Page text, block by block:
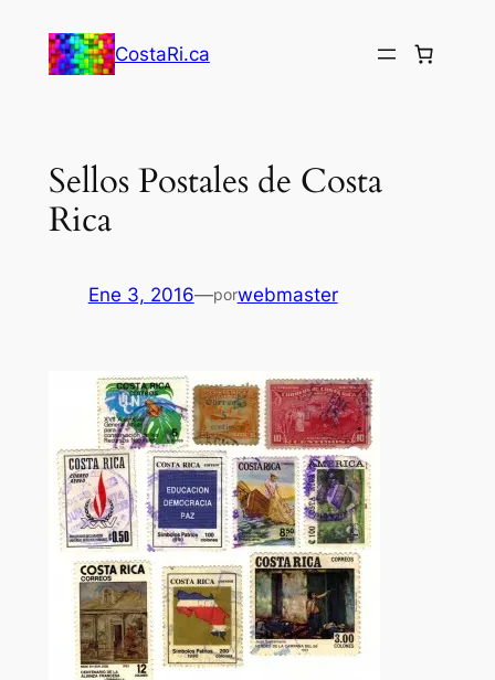
contenido
CostaRi.ca
Sellos Postales de Costa
Rica
Ene 3, 2016—porwebmaster